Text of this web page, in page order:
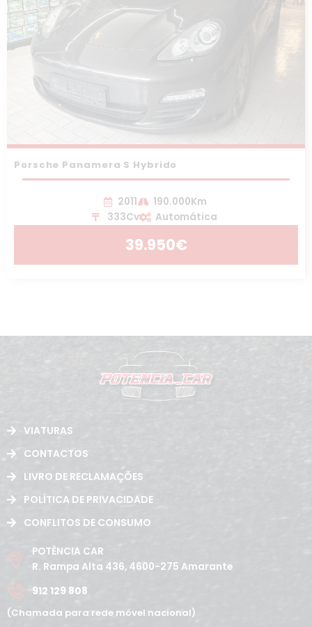
Porsche Panamera S Hybrido
2011
190.000Km
333Cv
Automática
39.950€
VIATURAS
CONTACTOS
LIVRO DE RECLAMAÇÕES
POLÍTICA DE PRIVACIDADE
CONFLITOS DE CONSUMO
POTÊNCIA CAR
R. Rampa Alta 436, 4600-275 Amarante
912 129 808
(Chamada para rede móvel nacional)